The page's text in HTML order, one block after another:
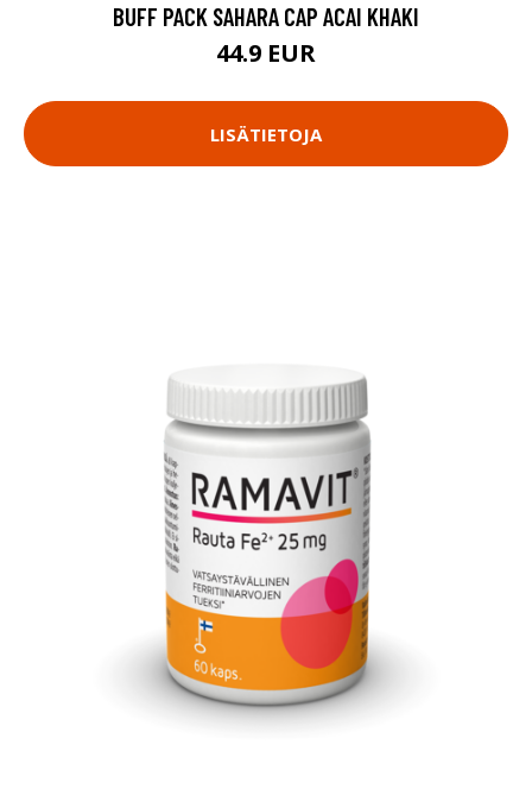
BUFF PACK SAHARA CAP ACAI KHAKI
44.9 EUR
LISÄTIETOJA